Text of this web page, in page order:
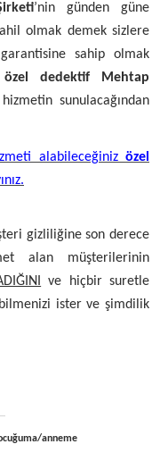
’nin günden güne
olmak demek sizlere
sahip olmak
özel dedektif
Mehtap
sunulacağından
alabileceğinizözel
gizliliğine son derece
alan müşterilerinin
ve hiçbir suretle
bilmenizi ister ve şimdilik
anneme